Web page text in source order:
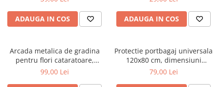
ADAUGA IN COS ADAUGA IN COS
Arcada metalica de gradina
pentru flori cataratoare,
240x140x38 cm
99,00 Lei
Protectie portbagaj universala
120x80 cm, dimensiuni
ajustabile, negru
79,00 Lei